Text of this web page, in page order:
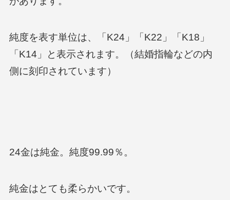
純度を表す単位は、「K24」「K22」「K18」
「K14」と表示されます。（結婚指輪などの内
側に刻印されています）
24金は純金。純度99.99％。
純金はとても柔らかいです。